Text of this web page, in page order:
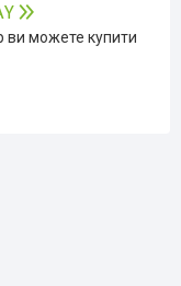
ви можете купити